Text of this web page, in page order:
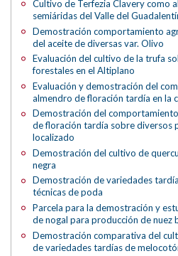
Cultivo de Terfezia Clavery como
semiáridas del Valle del
Demostración comportamiento
del aceite de diversas var. Olivo
Evaluación del cultivo de la trufa
forestales en el Altiplano
Evaluación y demostración del
almendro de floración tardía en la
Demostración del
de floración tardía sobre diversos
localizado
Demostración del cultivo de
negra
Demostración de variedades
técnicas de poda
Parcela para la demostración y
de nogal para producción de nuez
Demostración comparativa del
de variedades tardías de